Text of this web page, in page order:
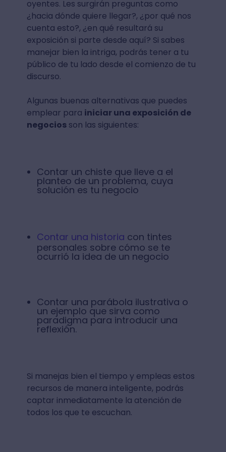
oyentes. Les surgirán preguntas como
¿hacia dónde quiere llegar?, ¿por qué nos
cuenta esto?, ¿en qué resultará su
exposición si parte desde aquí? Si sabes
manejar bien la intriga, podrás tener a tu
público de tu lado desde el comienzo de tu
discurso.
Algunas buenas alternativas que puedes
emplear para iniciar una exposición de
negociosson las siguientes:
Contar un chiste que lleve a el
planteo de un problema, cuya
solución es tu negocio
Contar una historia con tintes
personales sobre cómo se te
ocurrió la idea de un negocio
Contar una parábola ilustrativa o
un ejemplo que sirva como
paradigma para introducir una
reflexión.
Si manejas bien el tiempo y empleas estos
recursos de manera inteligente, podrás
captar inmediatamente la atención de
todos los que te escuchan.